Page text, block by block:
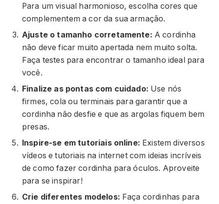
Para um visual harmonioso, escolha cores que
complementem a cor da sua armação.
Ajuste o tamanho corretamente: A cordinha
não deve ficar muito apertada nem muito solta.
Faça testes para encontrar o tamanho ideal para
você.
Finalize as pontas com cuidado: Use nós
firmes, cola ou terminais para garantir que a
cordinha não desfie e que as argolas fiquem bem
presas.
Inspire-se em tutoriais online: Existem diversos
vídeos e tutoriais na internet com ideias incríveis
de como fazer cordinha para óculos. Aproveite
para se inspirar!
Crie diferentes modelos: Faça cordinhas para